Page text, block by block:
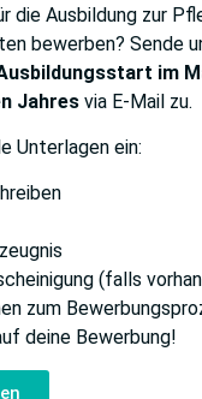
die Ausbildung zur
bewerben? Sende
im
Jahres via E-Mail zu.
Unterlagen ein:
(falls
zum
deine Bewerbung!